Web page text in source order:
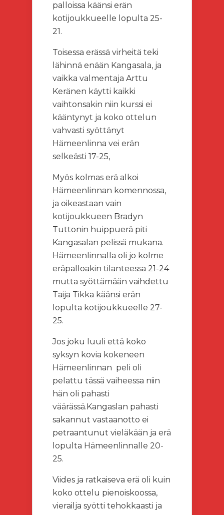
palloissa käänsi erän
kotijoukkueelle lopulta 25-
21.
Toisessa erässä virheitä teki
lähinnä enään Kangasala, ja
vaikka valmentaja Arttu
Keränen käytti kaikki
vaihtonsakin niin kurssi ei
kääntynyt ja koko ottelun
vahvasti syöttänyt
Hämeenlinna vei erän
selkeästi 17-25,
Myös kolmas erä alkoi
Hämeenlinnan komennossa,
ja oikeastaan vain
kotijoukkueen Bradyn
Tuttonin huippuerä piti
Kangasalan pelissä mukana.
Hämeenlinnalla oli jo kolme
eräpalloakin tilanteessa 21-24
mutta syöttämään vaihdettu
Taija Tikka käänsi erän
lopulta kotijoukkueelle 27-
25.
Jos joku luuli että koko
syksyn kovia kokeneen
Hämeenlinnan peli oli
pelattu tässä vaiheessa niin
hän oli pahasti
väärässä.Kangaslan pahasti
sakannut vastaanotto ei
petraantunut vieläkään ja erä
lopulta Hämeenlinnalle 20-
25.
Viides ja ratkaiseva erä oli kuin
koko ottelu pienoiskoossa,
vierailja syötti tehokkaasti ja